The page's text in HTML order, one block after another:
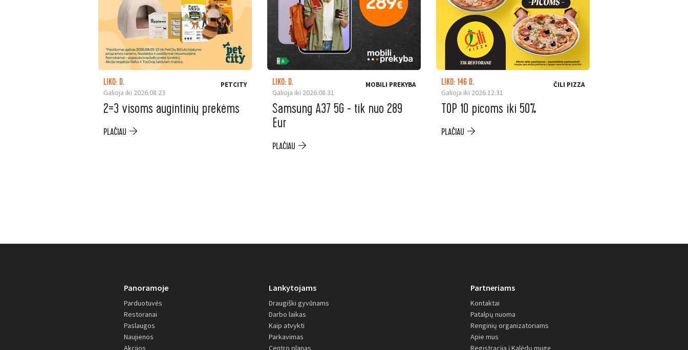
LIKO: D.
Galioja iki 2026.08.23
PETCITY
2=3 visoms augintinių prekėms
PLAČIAU
LIKO: D.
Galioja iki 2026.08.31
MOBILI PREKYBA
Samsung A37 5G - tik nuo 289
Eur
PLAČIAU
LIKO: 146 D.
Galioja iki 2026.12.31
ČILI PIZZA
TOP 10 picoms iki 50%
PLAČIAU
Panoramoje
Parduotuvės
Restoranai
Paslaugos
Naujienos
Akcijos
Lankytojams
Draugiški gyvūnams
Darbo laikas
Kaip atvykti
Parkavimas
Centro planas
Partneriams
Kontaktai
Patalpų nuoma
Renginių organizatoriams
Apie mus
Registracija į Kalėdų mugę